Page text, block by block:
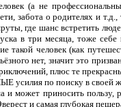
(а не
забота о родителях и
где шанс встретить
в три месяца, тоже
такой человек (как
нет, значит это
плюс те
по поиску в своей
и может приносить
и самая глубокая